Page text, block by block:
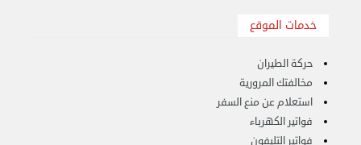
نقل عفش الكويت 50636444 فك وتركيب ايكيا ...
خدمات الموقع
حركة الطيران
مخالفتك المرورية
استعلام عن منع السفر
فواتير الكهرباء
فواتير التليفون